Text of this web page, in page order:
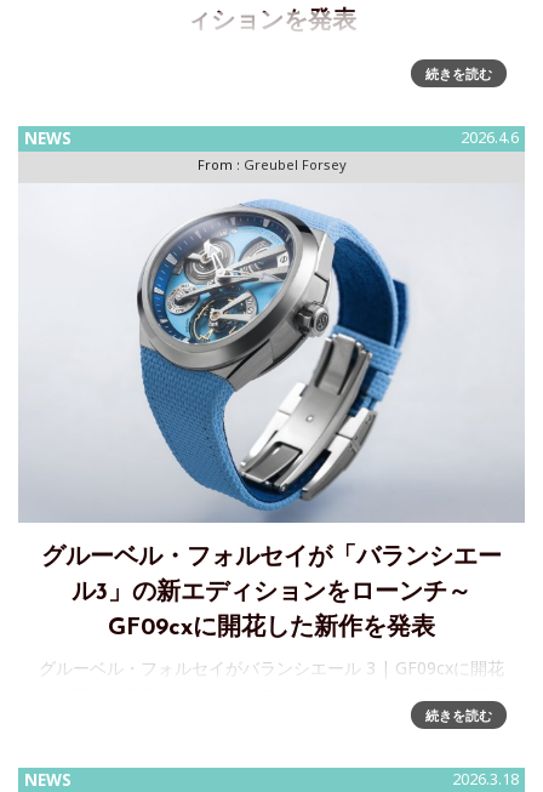
ィションを発表
グルーベル・フォルセイが「トゥールビヨン 24セコンド アー
キテクチャ」を発表～"GF01h"のファイナルエディション
アーキテクチャによって、ムーブメントの構造に革新的なオ
ー
続きを読む
NEWS 2026.4.6
From : Greubel Forsey
グルーベル・フォルセイが「バランシエー
ル3」の新エディションをローンチ～
GF09cxに開花した新作を発表
グルーベル・フォルセイがバランシエール 3 | GF09cxに開花
したムーブメントのたゆまぬ進化を結晶させ、22本限定のバ
続きを読む
NEWS 2026.3.18